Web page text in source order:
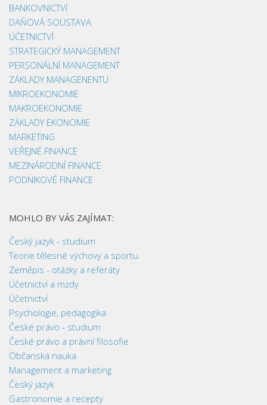
BANKOVNICTVÍ
DAŇOVÁ SOUSTAVA
ÚČETNICTVÍ
STRATEGICKÝ MANAGEMENT
PERSONÁLNÍ MANAGEMENT
ZÁKLADY MANAGENENTU
MIKROEKONOMIE
MAKROEKONOMIE
ZÁKLADY EKONOMIE
MARKETING
VEŘEJNÉ FINANCE
MEZINÁRODNÍ FINANCE
PODNIKOVÉ FINANCE
MOHLO BY VÁS ZAJÍMAT:
Český jazyk - studium
Teorie tělesné výchovy a sportu
Zeměpis - otázky a referáty
Účetnictví a mzdy
Účetnictví
Psychologie, pedagogika
České právo - studium
České právo a právní filosofie
Občanská nauka
Management a marketing
Český jazyk
Gastronomie a recepty